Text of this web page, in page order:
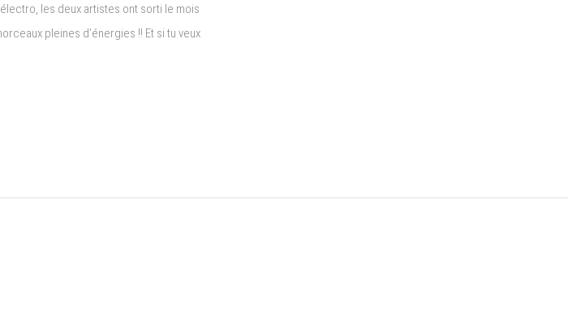
les deux artistes ont sorti le mois
pleines d’énergies !! Et si tu veux